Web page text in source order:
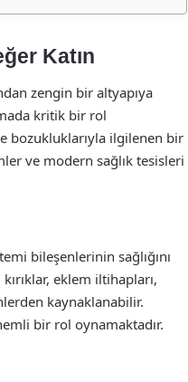
Katın
zengin bir altyapıya
kritik bir rol
bozukluklarıyla ilgilenen bir
ve modern sağlık tesisleri
bileşenlerinin sağlığını
eklem iltihapları,
kaynaklanabilir.
bir rol oynamaktadır.